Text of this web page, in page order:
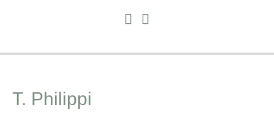
T. Philippi